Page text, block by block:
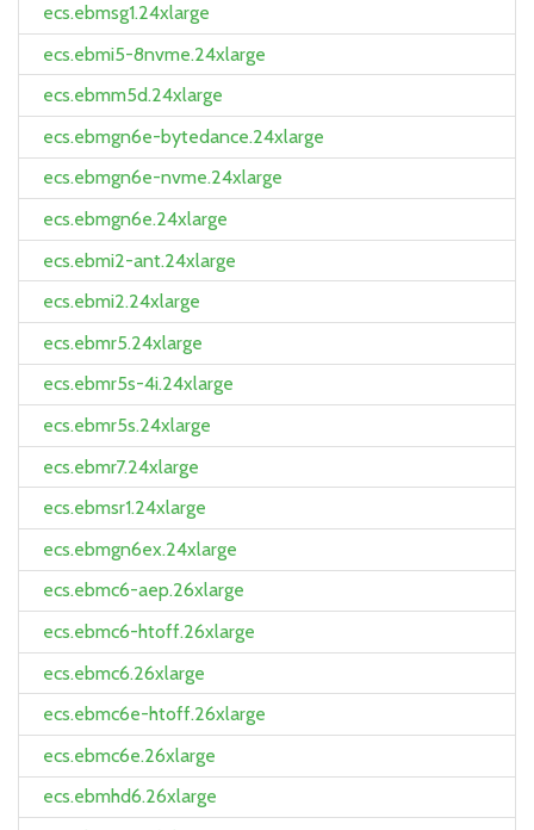
ecs.ebmsg1.24xlarge
ecs.ebmi5-8nvme.24xlarge
ecs.ebmm5d.24xlarge
ecs.ebmgn6e-bytedance.24xlarge
ecs.ebmgn6e-nvme.24xlarge
ecs.ebmgn6e.24xlarge
ecs.ebmi2-ant.24xlarge
ecs.ebmi2.24xlarge
ecs.ebmr5.24xlarge
ecs.ebmr5s-4i.24xlarge
ecs.ebmr5s.24xlarge
ecs.ebmr7.24xlarge
ecs.ebmsr1.24xlarge
ecs.ebmgn6ex.24xlarge
ecs.ebmc6-aep.26xlarge
ecs.ebmc6-htoff.26xlarge
ecs.ebmc6.26xlarge
ecs.ebmc6e-htoff.26xlarge
ecs.ebmc6e.26xlarge
ecs.ebmhd6.26xlarge